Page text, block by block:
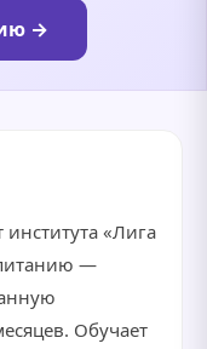
→
«Лига
питанию —
Обучает